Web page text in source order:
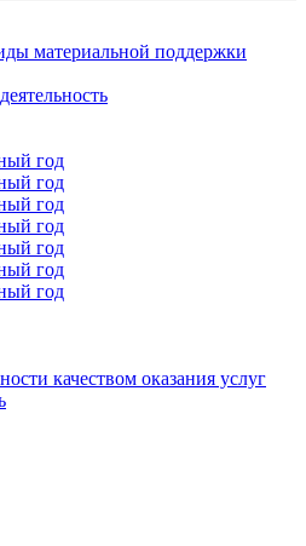
материальной поддержки
год
год
год
год
год
год
год
качеством оказания услуг